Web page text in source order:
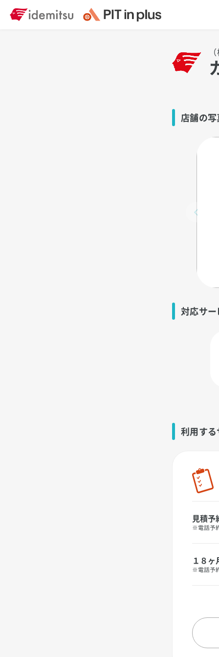
店舗の
対応サ
利用す
見積予
※電話予
１８ヶ
※電話予